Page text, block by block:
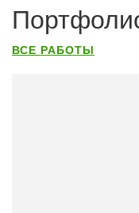
ВСЕ РАБОТЫ